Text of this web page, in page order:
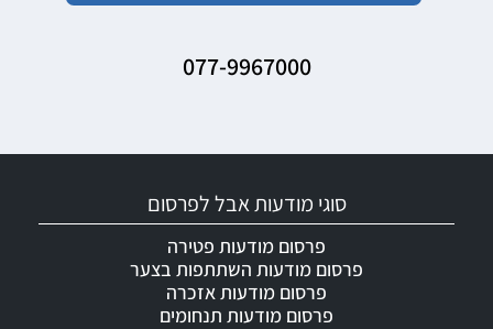
077-9967000
סוגי מודעות אבל לפרסום
פרסום מודעות פטירה
פרסום מודעות השתתפות בצער
פרסום מודעות אזכרה
פרסום מודעות תנחומים